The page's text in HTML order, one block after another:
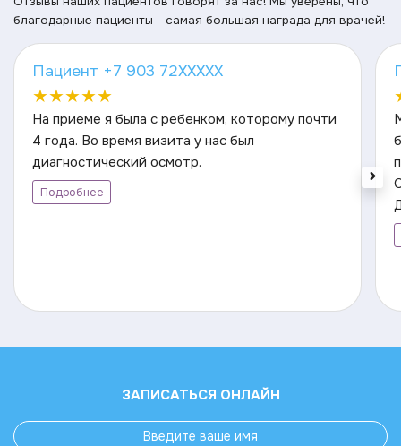
благодарные пациенты - самая большая награда для врачей!
Пациент +7 903 72XXXXX
★★★★★
На приеме я была с ребенком, которому почти
4 года. Во время визита у нас был
диагностический осмотр.
Подробнее
ЗАПИСАТЬСЯ ОНЛАЙН